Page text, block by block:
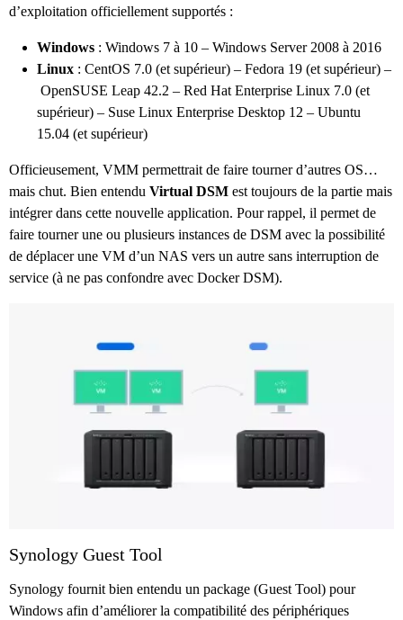
d’exploitation officiellement supportés :
Windows : Windows 7 à 10 – Windows Server 2008 à 2016
Linux : CentOS 7.0 (et supérieur) – Fedora 19 (et supérieur) –
OpenSUSE Leap 42.2 – Red Hat Enterprise Linux 7.0 (et
supérieur) – Suse Linux Enterprise Desktop 12 – Ubuntu
15.04 (et supérieur)
Officieusement, VMM permettrait de faire tourner d’autres OS…
mais chut. Bien entendu Virtual DSM est toujours de la partie mais
intégrer dans cette nouvelle application. Pour rappel, il permet de
faire tourner une ou plusieurs instances de DSM avec la possibilité
de déplacer une VM d’un NAS vers un autre sans interruption de
service (à ne pas confondre avec Docker DSM).
Synology Guest Tool
Synology fournit bien entendu un package (Guest Tool) pour
Windows afin d’améliorer la compatibilité des périphériques